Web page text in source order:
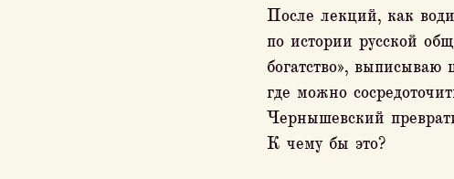
После лекций, как
по истории русской
богатство»,
где можно
Чернышевский
К чему бы это?